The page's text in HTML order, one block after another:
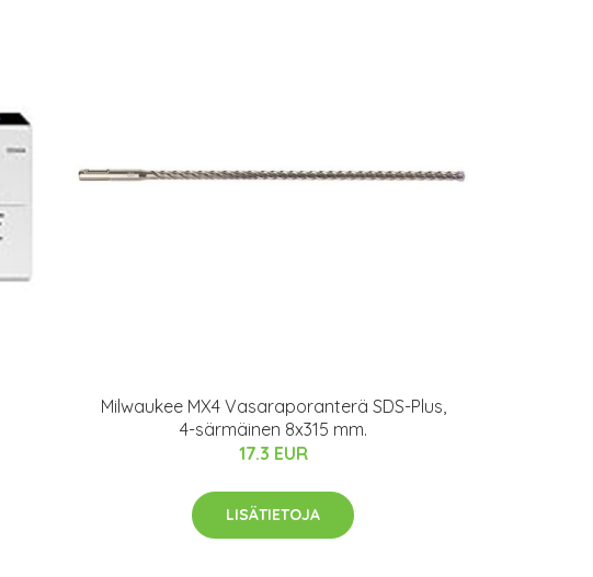
Milwaukee MX4 Vasaraporanterä SDS-Plus,
4-särmäinen 8x315 mm.
17.3 EUR
LISÄTIETOJA